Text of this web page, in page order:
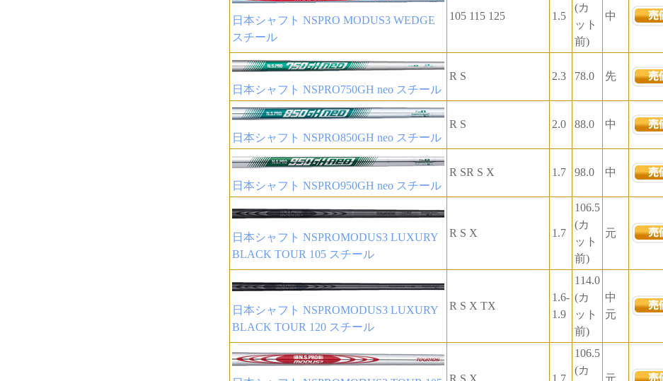
日本シャフト NSPRO MODUS3 WEDGE
スチール
105 115 125 1.5
(カ
ット
前)
中
日本シャフト NSPRO750GH neo スチール
R S 2.3 78.0 先
日本シャフト NSPRO850GH neo スチール
R S 2.0 88.0 中
日本シャフト NSPRO950GH neo スチール
R SR S X 1.7 98.0 中
日本シャフト NSPROMODUS3 LUXURY
BLACK TOUR 105 スチール
R S X 1.7
106.5
(カ
ット
前)
元
日本シャフト NSPROMODUS3 LUXURY
BLACK TOUR 120 スチール
R S X TX
1.6-
1.9
114.0
(カ
ット
前)
中
元
R S X 1.7
106.5
(カ
元